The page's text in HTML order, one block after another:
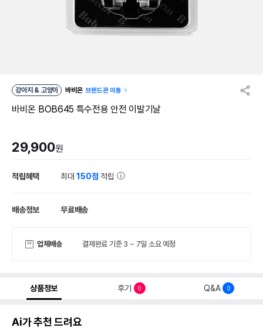
강아지 & 고양이 바비온 브랜드관 이동
바비온 BOB645 특수전용 안전 이발기날
29,900원
적립혜택 최대150점 적립
배송정보 무료배송
업체배송 결제완료 기준 3 ~ 7일 소요 예정
상품정보 후기 0 Q&A 0
Ai가 추천 드려요